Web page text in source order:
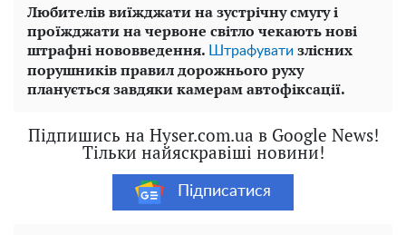
Любителів виїжджати на зустрічну смугу і
проїжджати на червоне світло чекають нові
штрафні нововведення.
Штрафувати злісних
порушників правил дорожнього руху
планується завдяки камерам автофіксації.
Підпишись на Hyser.com.ua в Google News!
Тільки найяскравіші новини!
Підписатися